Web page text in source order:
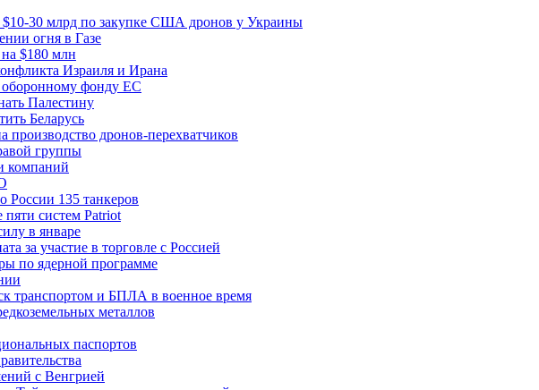
$10-30 млрд по закупке США дронов у Украины
огня в Газе
$180 млн
Израиля и Ирана
оборонному фонду ЕС
Палестину
Беларусь
дронов-перехватчиков
группы
компаний
России 135 танкеров
систем Patriot
в январе
за участие в торговле с Россией
по ядерной программе
транспортом и БПЛА в военное время
металлов
паспортов
с Венгрией